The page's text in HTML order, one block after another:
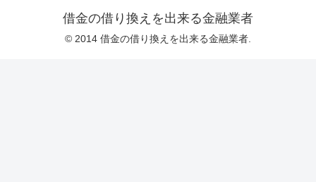
借金の借り換えを出来る金融業者
© 2014 借金の借り換えを出来る金融業者.